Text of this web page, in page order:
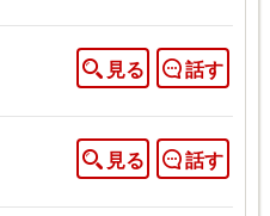
見る 話す
見る 話す